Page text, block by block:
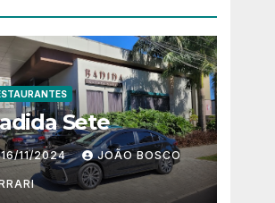
Sete
16/11/2024 JOÃO BOSCO